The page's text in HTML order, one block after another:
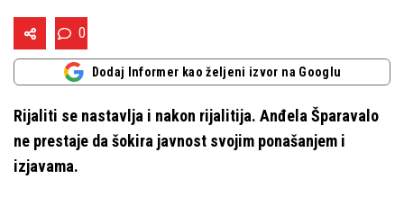
0
Dodaj Informer kao željeni izvor na Googlu
Rijaliti se nastavlja i nakon rijalitija. Anđela Šparavalo
ne prestaje da šokira javnost svojim ponašanjem i
izjavama.